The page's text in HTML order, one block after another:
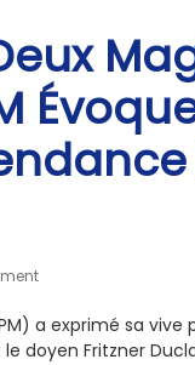
a exprimé sa
doyen Fritzner